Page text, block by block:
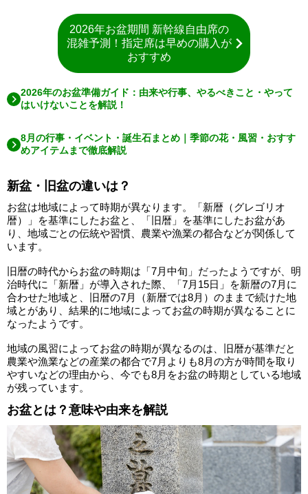
2026年お盆期間 新幹線自由席の
混雑予測！指定席は早めの購入が
おすすめ
2026年のお盆準備ガイド：由来や行事、やるべきこと・やって
はいけないことを解説！
8月の行事・イベント・誕生石まとめ｜季節の花・風習・おすす
めアイテムまで徹底解説
新盆・旧盆の違いは？
お盆は地域によって時期が異なります。「新暦（グレゴリオ
暦）」を基準にしたお盆と、「旧暦」を基準にしたお盆があ
り、地域ごとの伝統や習慣、農業や漁業の都合などが関係して
います。
旧暦の時代からお盆の時期は「7月中旬」だったようですが、明
治時代に「新暦」が導入された際、「7月15日」を新暦の7月に
合わせた地域と、旧暦の7月（新暦では8月）のままで続けた地
域とがあり、結果的に地域によってお盆の時期が異なることに
なったようです。
地域の風習によってお盆の時期が異なるのは、旧暦が基準だと
農業や漁業などの産業の都合で7月よりも8月の方が時間を取り
やすいなどの理由から、今でも8月をお盆の時期としている地域
が残っています。
お盆とは？意味や由来を解説